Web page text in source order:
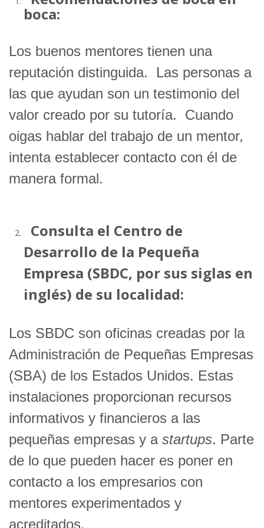
boca:
Los buenos mentores tienen una
reputación distinguida. Las personas a
las que ayudan son un testimonio del
valor creado por su tutoría. Cuando
oigas hablar del trabajo de un mentor,
intenta establecer contacto con él de
manera formal.
Consulta el Centro de
Desarrollo de la Pequeña
Empresa (SBDC, por sus siglas en
inglés) de su localidad:
Los SBDC son oficinas creadas por la
Administración de Pequeñas Empresas
(SBA) de los Estados Unidos. Estas
instalaciones proporcionan recursos
informativos y financieros a las
pequeñas empresas y a startups. Parte
de lo que pueden hacer es poner en
contacto a los empresarios con
mentores experimentados y
acreditados.